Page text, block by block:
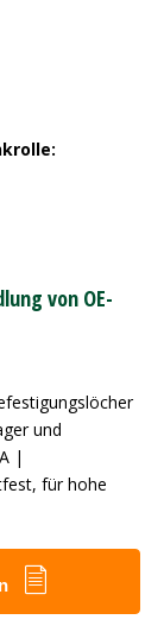
von OE-
und
|
für hohe